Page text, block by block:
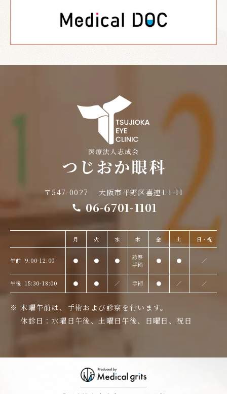
〒547-0027大阪市平野区喜連1-1-11
06-6701-1101
月 火 水 木 金 土 日・祝
午前 9:00-12:00 ● ● ●
診察
手術
● ● ／
午後 15:30-18:00 ● ● ／ 手術 ● ／ ／
木曜午前は、手術および診察を行います。
休診日：水曜日午後、土曜日午後、
日曜日、祝日